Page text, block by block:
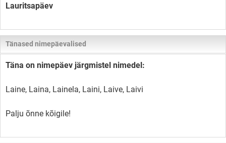
Lauritsapäev
Tänased nimepäevalised
Täna on nimepäev järgmistel nimedel:
Laine, Laina, Lainela, Laini, Laive, Laivi
Palju õnne kõigile!